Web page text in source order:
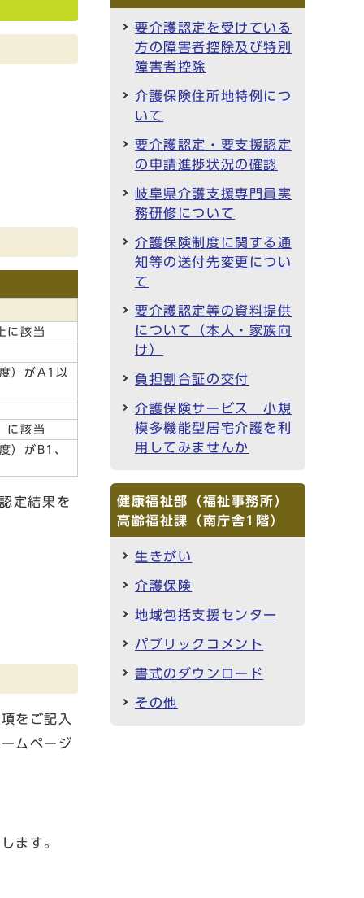
に該当
）がA1以
に該当
）がB1、
定結果を
をご記入
ムページ
ます。
要介護認定を受けている
方の障害者控除及び特別
障害者控除
介護保険住所地特例につ
いて
要介護認定・要支援認定
の申請進捗状況の確認
岐阜県介護支援専門員実
務研修について
介護保険制度に関する通
知等の送付先変更につい
て
要介護認定等の資料提供
について（本人・家族向
け）
負担割合証の交付
介護保険サービス 小規
模多機能型居宅介護を利
用してみませんか
健康福祉部（福祉事務所）
高齢福祉課（南庁舎1階）
生きがい
介護保険
地域包括支援センター
パブリックコメント
書式のダウンロード
その他